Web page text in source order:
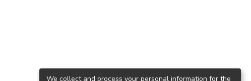
We collect and process your personal information for the